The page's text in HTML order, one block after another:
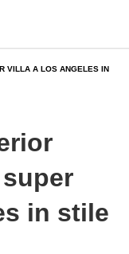
VILLA A LOS ANGELES IN
in stile